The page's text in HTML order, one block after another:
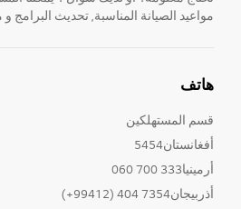
مواعيد الصيانة المناسبة, تحديث
هاتف
قسم المستهلكين
أفغانستان5454
أرمينيا333 700 060
أذربيجان7354 404 (99412+)